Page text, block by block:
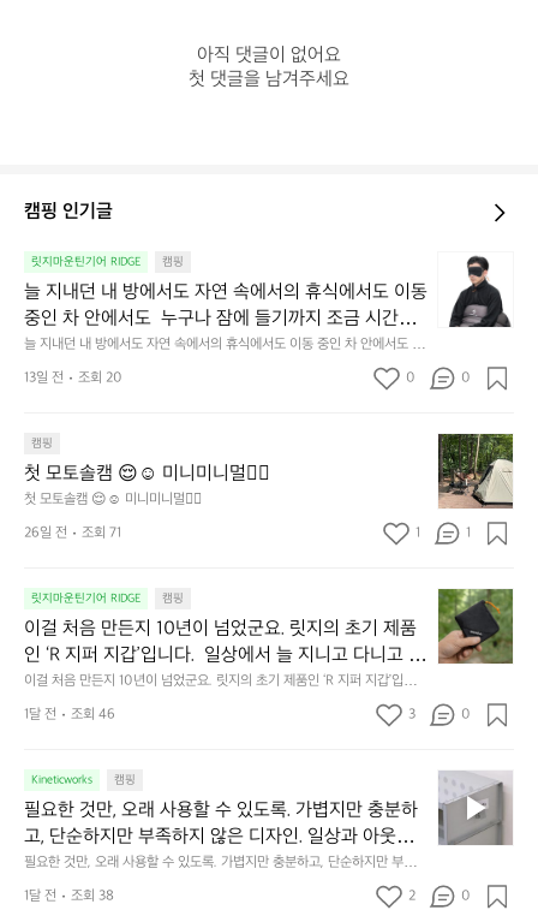
아직 댓글이 없어요
첫 댓글을 남겨주세요
캠핑 인기글
릿지마운틴기어 RIDGE 캠핑
늘 지내던 내 방에서도 자연 속에서의 휴식에서도 이동
중인 차 안에서도  누구나 잠에 들기까지 조금 시간이
걸리는 순간이 있습니다.  그럴 때는 차분하게 눈을 가
려보세요. 마치 암막 커튼을 조용히 내리듯이.  Polarte
c® Wind Pro™의 온기가 눈가를 포근히 감싸줍니다.
줍니다.  이 슬립 웜을 쓰는 것만으로 그곳은 나만의 밤
이 됩니다.  안녕히 주무세요.
늘 지내던 내 방에서도 자연 속에서의 휴식에서도 이동 중인 차 안에서도  누
구나 잠에 들기까지 조금 시간이 걸리는 순간이 있습니다.  그럴 때는 차분하
게 눈을 가려보세요. 마치 암막 커튼을 조용히 내리듯이.  Polartec® Wind
밤이 됩니다.  안녕히 주무세요.
내
던
방
도
자
연
속
에
의
휴
식
에
도
이
중
인
차
안
서
도
13일 전 조회 20 0 0
캠핑
첫 모토솔캠 😌☺️ 미니미니멀👌🏼
첫 모토솔캠 😌☺️ 미니미니멀👌🏼
첫
모
토
솔
캠
☺️
미
니
미
멀
👌🏼
26일 전 조회 71 1 1
릿지마운틴기어 RIDGE 캠핑
이걸 처음 만든지 10년이 넘었군요. 릿지의 초기 제품
인 ‘R 지퍼 지갑’입니다.  일상에서 늘 지니고 다니고 싶
어지는 물건에는 크기, 무게, 형태, 색감 사이의 아주 미
묘한 밸런스가 존재합니다.  예를 들자면 일에 집중하
느라 책상 위 가장자리에 대충 걸쳐 놓아도 시야에 걸
는 균형감에서 출발했습니다.  그중에서도 슬림함에 철
저히 집착했습니다. 튼튼한 내구도와 넉넉한 수납력을
해치치 않는 선에서, 가장 가볍고 얇게 설계했습니다.
이 디자인과 사용감은, 꼭 직접 손으로 만져보며 경험
해 보시기를 바랍니다.
이걸 처음 만든지 10년이 넘었군요. 릿지의 초기 제품인 ‘R 지퍼 지갑’입니
다.  일상에서 늘 지니고 다니고 싶어지는 물건에는 크기, 무게, 형태, 색감
사이의 아주 미묘한 밸런스가 존재합니다.  예를 들자면 일에 집중하느라 책
철저히 집착했습니다. 튼튼한 내구도와 넉넉한 수납력을 해치치 않는 선에
서, 가장 가볍고 얇게 설계했습니다.  이 디자인과 사용감은, 꼭 직접 손으로
만져보며 경험해 보시기를 바랍니다.
이
걸
처
음
든
0
년
이
넘
군
1달 전 조회 46 3 0
Kineticworks 캠핑
필요한 것만, 오래 사용할 수 있도록. 가볍지만 충분하
고, 단순하지만 부족하지 않은 디자인. 일상과 아웃도
어의 경계를 자연스럽게 이어주는 RIDGE MOUNTAIN
GEAR. 키네틱웍스에서 만나보세요.
필요한 것만, 오래 사용할 수 있도록. 가볍지만 충분하고, 단순하지만 부족하
지 않은 디자인. 일상과 아웃도어의 경계를 자연스럽게 이어주는 RIDGE M
OUNTAIN GEAR. 키네틱웍스에서 만나보세요.
필
요
한
것
오
1달 전 조회 38 2 0